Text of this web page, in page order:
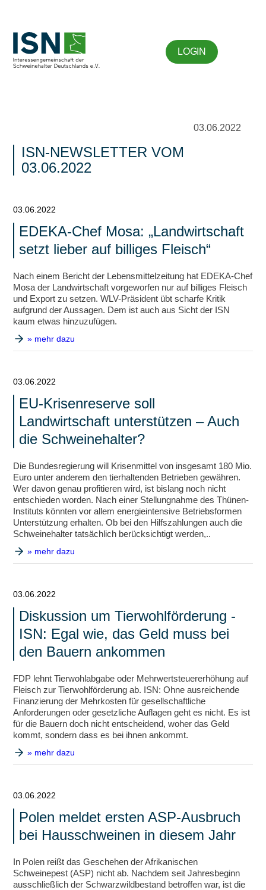
LOGIN
03.06.2022
ISN-NEWSLETTER VOM
03.06.2022
03.06.2022
EDEKA-Chef Mosa: „Landwirtschaft
setzt lieber auf billiges Fleisch“
Nach einem Bericht der Lebensmittelzeitung hat EDEKA-Chef
Mosa der Landwirtschaft vorgeworfen nur auf billiges Fleisch
und Export zu setzen. WLV-Präsident übt scharfe Kritik
aufgrund der Aussagen. Dem ist auch aus Sicht der ISN
kaum etwas hinzuzufügen.
» mehr dazu
03.06.2022
EU-Krisenreserve soll
Landwirtschaft unterstützen – Auch
die Schweinehalter?
Die Bundesregierung will Krisenmittel von insgesamt 180 Mio.
Euro unter anderem den tierhaltenden Betrieben gewähren.
Wer davon genau profitieren wird, ist bislang noch nicht
entschieden worden. Nach einer Stellungnahme des Thünen-
Instituts könnten vor allem energieintensive Betriebsformen
Unterstützung erhalten. Ob bei den Hilfszahlungen auch die
Schweinehalter tatsächlich berücksichtigt werden,..
» mehr dazu
03.06.2022
Diskussion um Tierwohlförderung -
ISN: Egal wie, das Geld muss bei
den Bauern ankommen
FDP lehnt Tierwohlabgabe oder Mehrwertsteuererhöhung auf
Fleisch zur Tierwohlförderung ab. ISN: Ohne ausreichende
Finanzierung der Mehrkosten für gesellschaftliche
Anforderungen oder gesetzliche Auflagen geht es nicht. Es ist
für die Bauern doch nicht entscheidend, woher das Geld
kommt, sondern dass es bei ihnen ankommt.
» mehr dazu
03.06.2022
Polen meldet ersten ASP-Ausbruch
bei Hausschweinen in diesem Jahr
In Polen reißt das Geschehen der Afrikanischen
Schweinepest (ASP) nicht ab. Nachdem seit Jahresbeginn
ausschließlich der Schwarzwildbestand betroffen war, ist die